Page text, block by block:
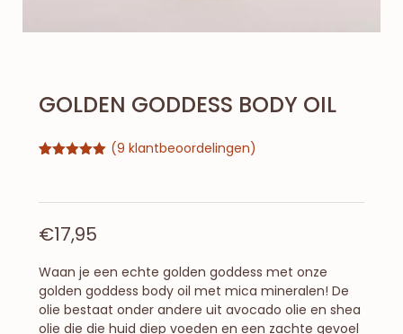
GOLDEN GODDESS BODY OIL
op
(9 klantbeoordelingen)
€17,95
Waan je een echte golden goddess met onze
golden goddess body oil met mica mineralen! De
olie bestaat onder andere uit avocado olie en shea
olie die die huid diep voeden en een zachte gevoel